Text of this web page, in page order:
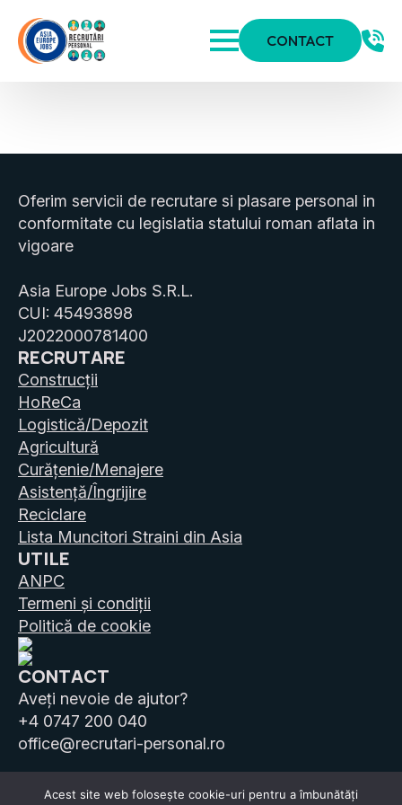
CONTACT
Oferim servicii de recrutare si plasare personal in
conformitate cu legislatia statului roman aflata in
vigoare
Asia Europe Jobs S.R.L.
CUI: 45493898
J2022000781400
RECRUTARE
Construcții
HoReCa
Logistică/Depozit
Agricultură
Curățenie/Menajere
Asistență/Îngrijire
Reciclare
Lista Muncitori Straini din Asia
UTILE
ANPC
Termeni și condiții
Politică de cookie
CONTACT
Aveți nevoie de ajutor?
+4 0747 200 040
office@recrutari-personal.ro
Acest site web folosește cookie-uri pentru a îmbunătăți